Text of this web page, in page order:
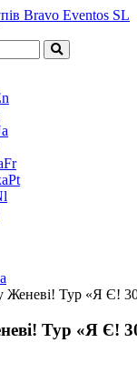
Fr
Pt
Женеві! Тур «Я Є!
Тур «Я Є!